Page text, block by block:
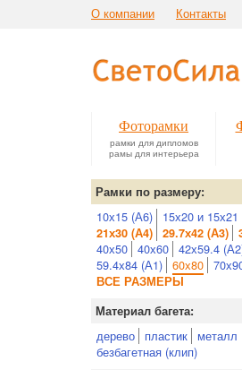
О компании Контакты
Фоторамки
рамки для дипломов
рамы для интерьера
Рамки по размеру:
10х15 (А6) 15х20 и
21х30 (А4) 29.7х42 (А3)
40х50 40х60 42х59.4
59.4х84 (А1) 60х80
ВСЕ РАЗМЕРЫ
Материал багета:
дерево пластик
металл
безбагетная (клип)